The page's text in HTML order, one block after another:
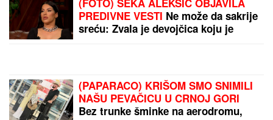
PREDIVNE VESTI Ne može da sakrije
sreću: Zvala je devojčica koju je
(PAPARACO) KRIŠOM SMO SNIMILI
NAŠU PEVAČICU U CRNOJ GORI
Bez trunke šminke na aerodromu,